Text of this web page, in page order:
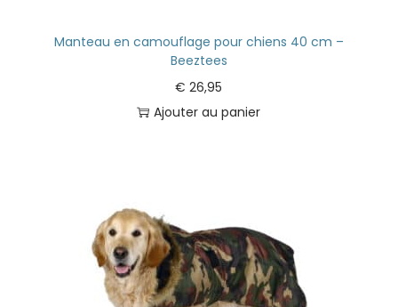
Manteau en camouflage pour chiens 40 cm –
Beeztees
€ 26,95
Ajouter au panier